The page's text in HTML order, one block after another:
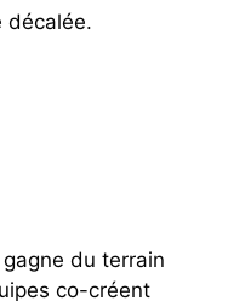
décalée.
du terrain
co-créent